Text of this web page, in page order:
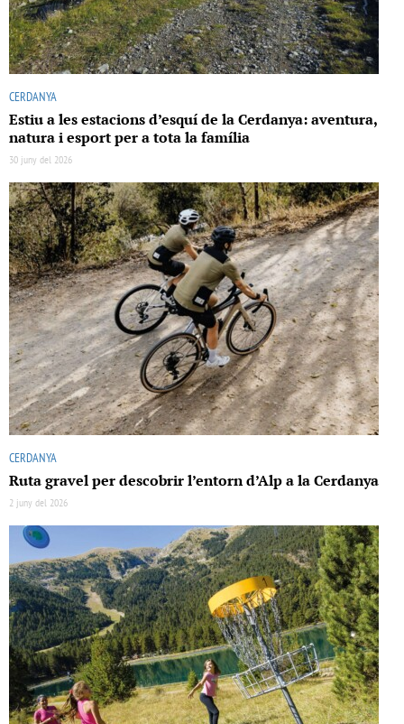
CERDANYA
Estiu a les estacions d’esquí de la Cerdanya: aventura,
natura i esport per a tota la família
30 juny del 2026
CERDANYA
Ruta gravel per descobrir l’entorn d’Alp a la Cerdanya
2 juny del 2026